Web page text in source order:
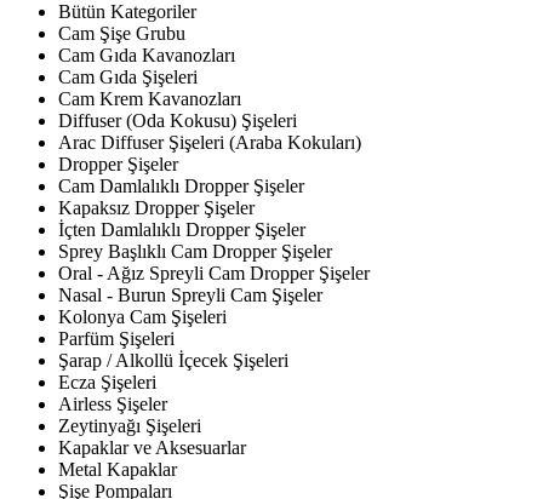
Bütün Kategoriler
Cam Şişe Grubu
Cam Gıda Kavanozları
Cam Gıda Şişeleri
Cam Krem Kavanozları
Diffuser (Oda Kokusu) Şişeleri
Arac Diffuser Şişeleri (Araba Kokuları)
Dropper Şişeler
Cam Damlalıklı Dropper Şişeler
Kapaksız Dropper Şişeler
İçten Damlalıklı Dropper Şişeler
Sprey Başlıklı Cam Dropper Şişeler
Oral - Ağız Spreyli Cam Dropper Şişeler
Nasal - Burun Spreyli Cam Şişeler
Kolonya Cam Şişeleri
Parfüm Şişeleri
Şarap / Alkollü İçecek Şişeleri
Ecza Şişeleri
Airless Şişeler
Zeytinyağı Şişeleri
Kapaklar ve Aksesuarlar
Metal Kapaklar
Şişe Pompaları